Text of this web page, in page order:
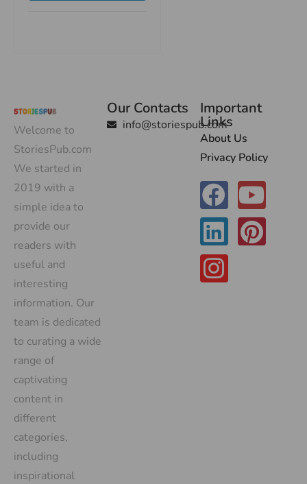
Welcome to
StoriesPub.com
We started in
2019 with a
simple idea to
provide our
readers with
useful and
interesting
information. Our
team is dedicated
to curating a wide
range of
captivating
content in
different
categories,
including
inspirational
Our Contacts
info@storiespub.com
Important
Links
About Us
Privacy Policy